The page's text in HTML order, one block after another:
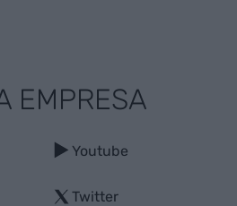
EMPRESA
Youtube
Twitter